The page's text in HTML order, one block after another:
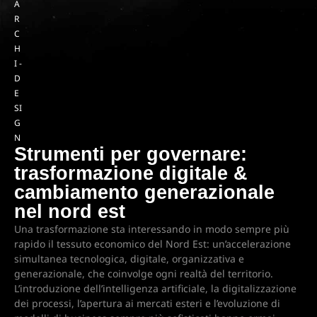
A
R
C
H
I -
D
E
SI
G
N
Strumenti per governare:
trasformazione digitale &
cambiamento generazionale
nel nord est
Una trasformazione sta interessando in modo sempre più
rapido il tessuto economico del Nord Est: un’accelerazione
simultanea tecnologica, digitale, organizzativa e
generazionale, che coinvolge ogni realtà del territorio.
L’introduzione dell’intelligenza artificiale, la digitalizzazione
dei processi, l’apertura ai mercati esteri e l’evoluzione di